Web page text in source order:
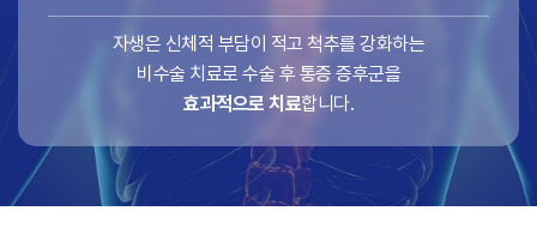
자생은 신체적 부담이 적고 척추를 강화하는
비수술 치료로 수술 후 통증 증후군을
효과적으로 치료합니다.